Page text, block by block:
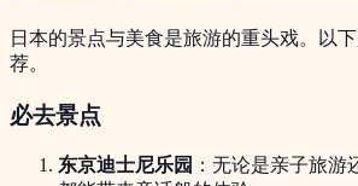
日本的景点与美食是旅游的重头戏。以
荐。
必去景点
东京迪士尼乐园 ：无论是亲子旅游